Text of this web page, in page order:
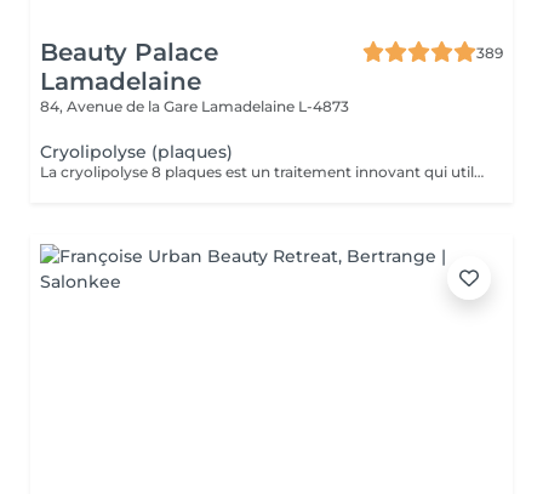
Beauty Palace
Lamadelaine
389
84, Avenue de la Gare Lamadelaine L-4873
Cryolipolyse (plaques)
La cryolipolyse 8 plaques est un traitement innovant qui utilise des plaques en silicone refroidissantes pour cibler et éliminer définitivement jusqu'à 40 % des cellules graisseuses dans les zones traitées. Grâce à un processus de refroidissement contrôlé, les cellules graisseuses sont cristallisées, puis éliminées naturellement par l'organisme au fil des semaines, offrant des résultats visibles sans chirurgie ni temps de récupération.